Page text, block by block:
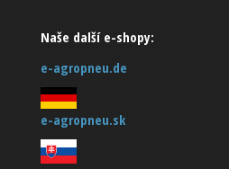
Naše další e-shopy:
e-agropneu.de
e-agropneu.sk